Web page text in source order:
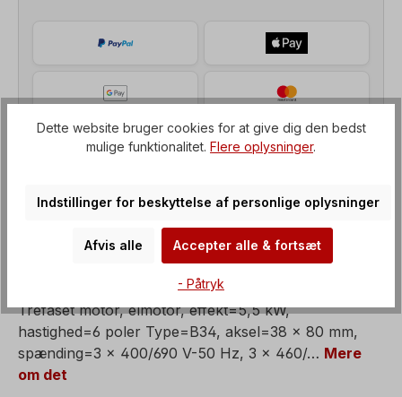
Trefaset motor, elmotor, effekt=5,5 kW,
hastighed=6 poler Type=B34, aksel=38 x 80 mm,
spænding=3 x 400/690 V-50 Hz, 3 x 460/… Mere
om det
Dette website bruger cookies for at give dig den bedst
mulige funktionalitet. Flere oplysninger.
Indstillinger for beskyttelse af personlige oplysninger
Afvis alle Accepter alle & fortsæt
- Påtryk